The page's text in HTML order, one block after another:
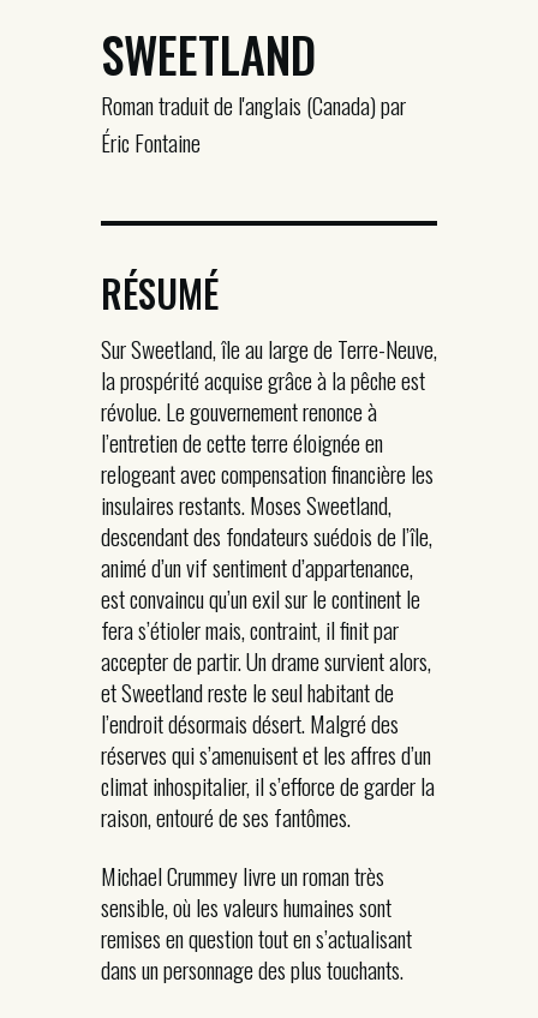
SWEETLAND
Roman traduit de l'anglais (Canada) par
Éric Fontaine
RÉSUMÉ
Sur Sweetland, île au large de Terre-Neuve,
la prospérité acquise grâce à la pêche est
révolue. Le gouvernement renonce à
l’entretien de cette terre éloignée en
relogeant avec compensation financière les
insulaires restants. Moses Sweetland,
descendant des fondateurs suédois de l’île,
animé d’un vif sentiment d’appartenance,
est convaincu qu’un exil sur le continent le
fera s’étioler mais, contraint, il finit par
accepter de partir. Un drame survient alors,
et Sweetland reste le seul habitant de
l’endroit désormais désert. Malgré des
réserves qui s’amenuisent et les affres d’un
climat inhospitalier, il s’efforce de garder la
raison, entouré de ses fantômes.
Michael Crummey livre un roman très
sensible, où les valeurs humaines sont
remises en question tout en s’actualisant
dans un personnage des plus touchants.